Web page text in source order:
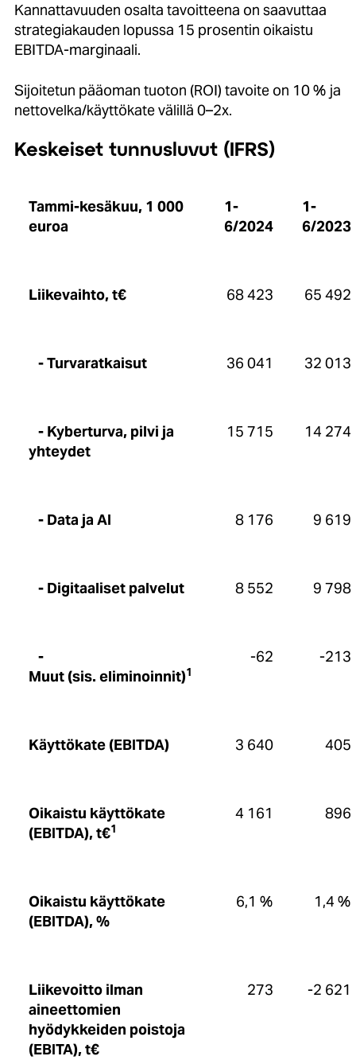
Kannattavuuden osalta tavoitteena on saavuttaa
strategiakauden lopussa 15 prosentin oikaistu
EBITDA-marginaali.
Sijoitetun pääoman tuoton (ROI) tavoite on 10 % ja
nettovelka/käyttökate välillä 0–2x.
Keskeiset tunnusluvut (IFRS)
Tammi-kesäkuu, 1 000
euroa
1-
6/2024
1-
6/2023
Liikevaihto, t€ 68 423 65 492
- Turvaratkaisut 36 041 32 013
- Kyberturva, pilvi ja
yhteydet
15 715 14 274
- Data ja AI 8 176 9 619
- Digitaaliset palvelut 8 552 9 798
-
Muut (sis. eliminoinnit)1
-62 -213
Käyttökate (EBITDA) 3 640 405
Oikaistu käyttökate
(EBITDA), t€1
4 161 896
Oikaistu käyttökate
(EBITDA), %
6,1 % 1,4 %
Liikevoitto ilman
aineettomien
hyödykkeiden poistoja
(EBITA), t€
273 -2 621